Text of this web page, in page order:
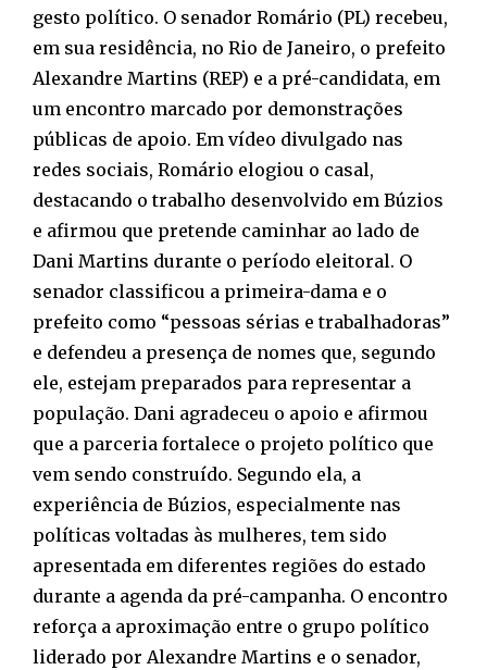
gesto político. O senador Romário (PL) recebeu,
em sua residência, no Rio de Janeiro, o prefeito
Alexandre Martins (REP) e a pré-candidata, em
um encontro marcado por demonstrações
públicas de apoio. Em vídeo divulgado nas
redes sociais, Romário elogiou o casal,
destacando o trabalho desenvolvido em Búzios
e afirmou que pretende caminhar ao lado de
Dani Martins durante o período eleitoral. O
senador classificou a primeira-dama e o
prefeito como “pessoas sérias e trabalhadoras”
e defendeu a presença de nomes que, segundo
ele, estejam preparados para representar a
população. Dani agradeceu o apoio e afirmou
que a parceria fortalece o projeto político que
vem sendo construído. Segundo ela, a
experiência de Búzios, especialmente nas
políticas voltadas às mulheres, tem sido
apresentada em diferentes regiões do estado
durante a agenda da pré-campanha. O encontro
reforça a aproximação entre o grupo político
liderado por Alexandre Martins e o senador,